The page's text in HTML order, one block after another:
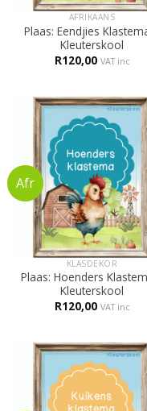
AFRIKAANS
Plaas: Eendjies
Kleuterskool
R120,00 VAT inc
KLASDEKOR
Plaas: Hoenders
Kleuterskool
R120,00 VAT inc